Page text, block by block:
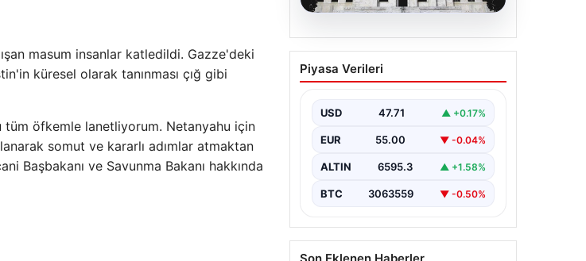
masum insanlar katledildi. Gazze'deki
küresel olarak tanınması çığ gibi
öfkemle lanetliyorum. Netanyahu için
somut ve kararlı adımlar atmaktan
Başbakanı ve Savunma Bakanı hakkında
06.08.2026
Fed faizi sabit tuttu
Piyasa Verileri
USD 47.71 ▲ +0.17%
EUR 55.00 ▼ -0.04%
ALTIN 6595.3 ▲ +1.58%
BTC 3063559 ▼ -0.50%